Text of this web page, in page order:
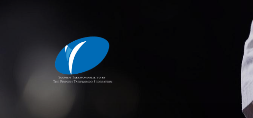
Suomen Taekwondoliitto ry